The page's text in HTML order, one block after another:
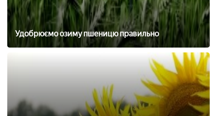
Удобрюємо озиму пшеницю правильно